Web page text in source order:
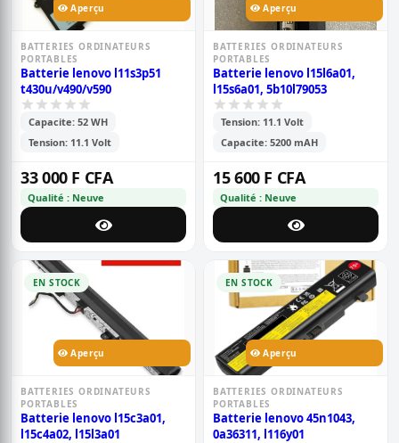
Aperçu
BATTERIES ORDINATEURS
PORTABLES
Batterie lenovo l11s3p51
t430u/v490/v590
Capacite: 52 WH
Tension: 11.1 Volt
33 000 F CFA
Qualité : Neuve
Aperçu
BATTERIES ORDINATEURS
PORTABLES
Batterie lenovo l15l6a01,
l15s6a01, 5b10l79053
Tension: 11.1 Volt
Capacite: 5200 mAH
15 600 F CFA
Qualité : Neuve
EN STOCK
Aperçu
BATTERIES ORDINATEURS
PORTABLES
Batterie lenovo l15c3a01,
l15c4a02, l15l3a01
EN STOCK
Aperçu
BATTERIES ORDINATEURS
PORTABLES
Batterie lenovo 45n1043,
0a36311, l116y01